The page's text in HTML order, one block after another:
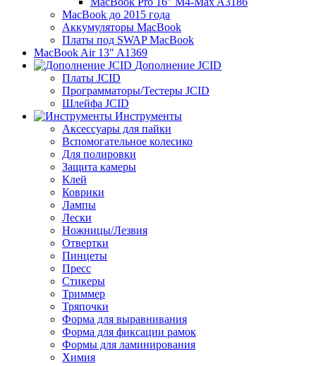
MacBook до 2015 года
Аккумуляторы MacBook
Платы под SWAP MacBook
MacBook Air 13" A1369
Дополнение JCID
Платы JCID
Программаторы/Тестеры JCID
Шлейфа JCID
Инструменты
Аксессуары для пайки
Вспомогательное колесико
Для полировки
Защита камеры
Клей
Коврики
Лампы
Лески
Ножницы/Лезвия
Отвертки
Пинцеты
Пресс
Стикеры
Триммер
Тряпочки
Форма для выравнивания
Форма для фиксации рамок
Формы для ламинирования
Химия